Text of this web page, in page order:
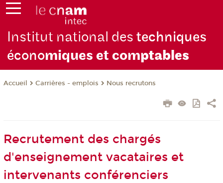
Institut national destechniques
économiques et comptables
Accueil Carrières - emplois Nous recrutons
Recrutement des chargés
d'enseignement vacataires et
intervenants conférenciers